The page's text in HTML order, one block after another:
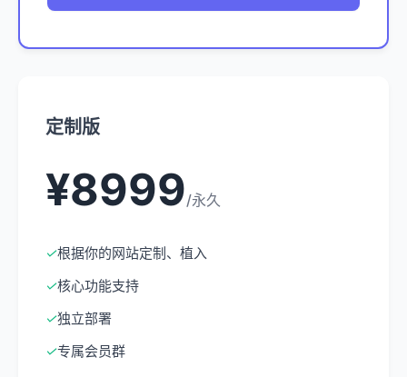
定制版
¥8999/永久
✓根据你的网站定制、植入
✓核心功能支持
✓独立部署
✓专属会员群